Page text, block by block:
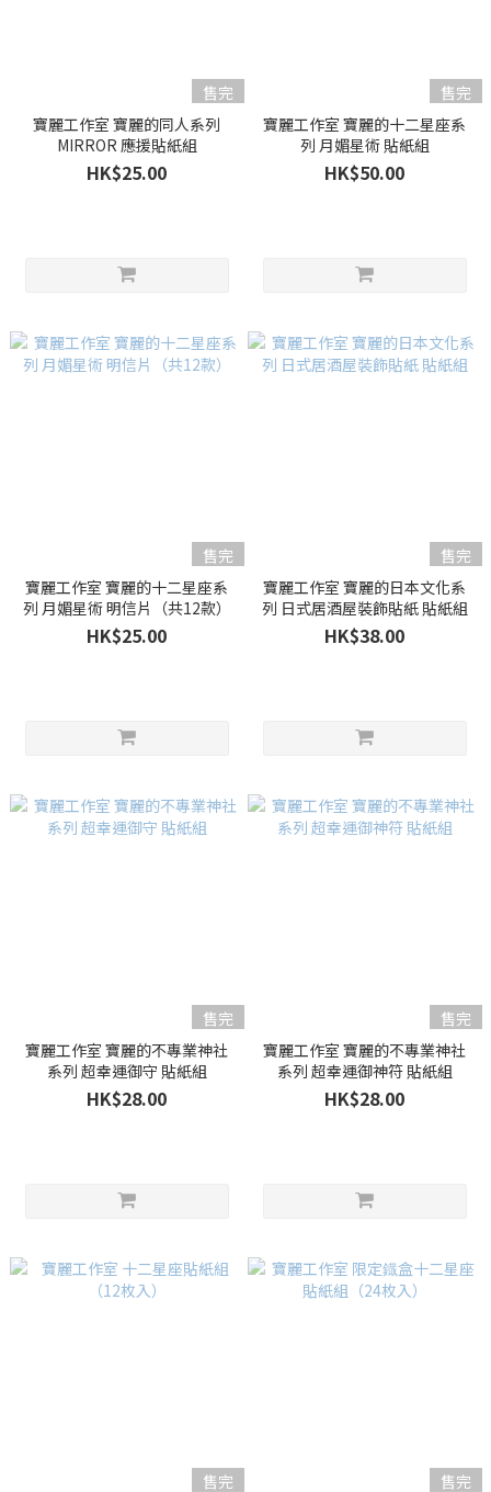
售完
寶麗工作室 寶麗的同人系列
MIRROR 應援貼紙組
HK$25.00
售完
寶麗工作室 寶麗的十二星座系
列 月媚星術 貼紙組
HK$50.00
售完
寶麗工作室 寶麗的十二星座系
列 月媚星術 明信片（共12款）
HK$25.00
售完
寶麗工作室 寶麗的日本文化系
列 日式居酒屋裝飾貼紙 貼紙組
HK$38.00
售完
寶麗工作室 寶麗的不專業神社
系列 超幸運御守 貼紙組
HK$28.00
售完
寶麗工作室 寶麗的不專業神社
系列 超幸運御神符 貼紙組
HK$28.00
售完
售完